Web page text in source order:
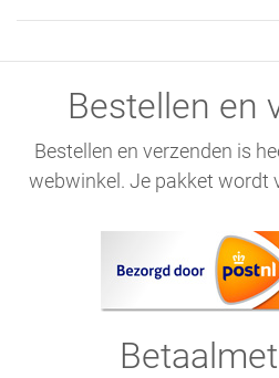
Bestellen en
Bestellen en verzenden is
webwinkel. Je pakket wordt